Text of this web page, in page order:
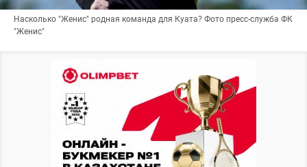
Насколько "Женис" родная команда для Куата? Фото пресс-служба ФК
"Женис"